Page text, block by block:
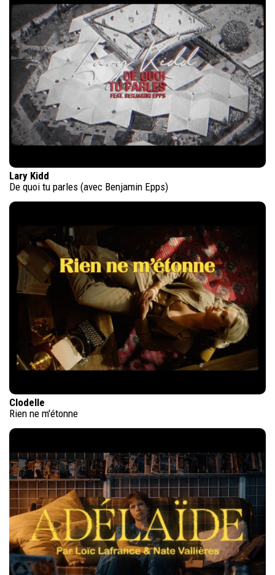
Lary Kidd
De quoi tu parles (avec Benjamin Epps)
Clodelle
Rien ne m'étonne